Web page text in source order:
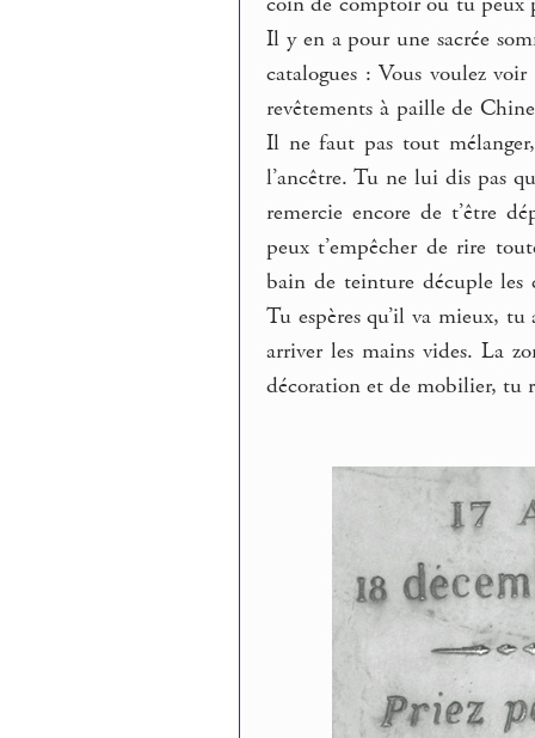
Il y en a pour une sacrée
catalogues : Vous voulez
revêtements à paille de
Il ne faut pas tout
l’ancêtre. Tu ne lui dis pas
remercie encore de t’être
peux t’empêcher de rire
bain de teinture décuple les
Tu espères qu’il va mieux,
arriver les mains vides. La
décoration et de mobilier, tu